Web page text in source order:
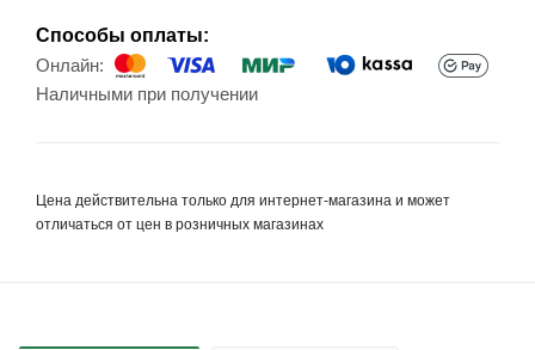
Способы оплаты:
Онлайн:
Наличными при получении
Цена действительна только для интернет-магазина и может
отличаться от цен в розничных магазинах